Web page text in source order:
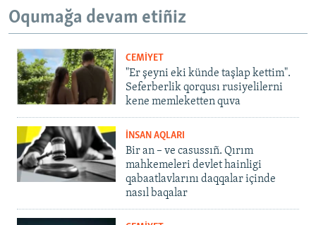
Oqumağa devam etiñiz
CEMİYET
"Er şeyni eki künde taşlap kettim".
Seferberlik qorqusı rusiyelilerni
kene memleketten quva
İNSAN AQLARI
Bir an – ve casussıñ. Qırım
mahkemeleri devlet hainligi
qabaatlavlarını daqqalar içinde
nasıl baqalar